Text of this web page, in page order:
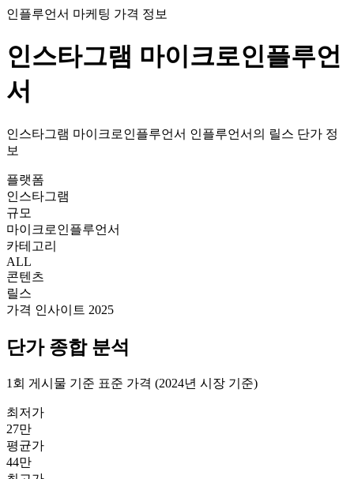
인플루언서 마케팅 가격 정보
인스타그램 마이크로인플루언
서
인스타그램 마이크로인플루언서 인플루언서의 릴스 단가 정
보
플랫폼
인스타그램
규모
마이크로인플루언서
카테고리
ALL
콘텐츠
릴스
가격 인사이트 2025
단가종합 분석
1회 게시물 기준 표준 가격 (2024년 시장 기준)
최저가
27만
평균가
44만